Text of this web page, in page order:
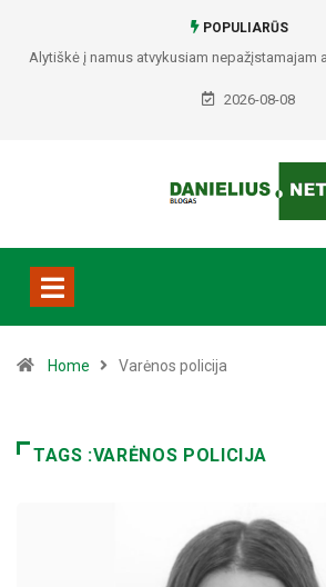
POPULIARŪS
Alytiškė į namus atvykusiam nepažįstamajam
policija pradėjo tyrimą
2026-08-08
Home Varėnos policija
TAGS :VARĖNOS POLICIJA